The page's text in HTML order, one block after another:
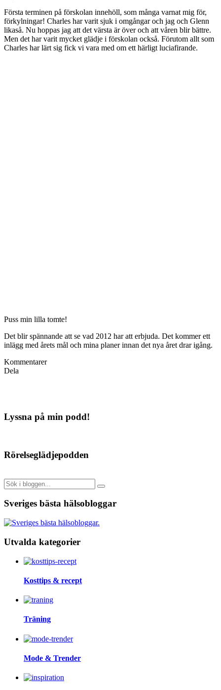
Första terminen på förskolan innehöll, som många varnat mig för,
förkylningar! Charles har varit sjuk i omgångar och jag och Glenn
likaså. Nu hoppas jag att det värsta är över och att våren blir bättre.
Men det har varit mycket glädje i förskolan också. Förutom allt som
Charles har lärt sig fick vi vara med om ett härligt luciafirande.
Puss min lilla tomte!
Det blir spännande att se vad 2012 har att erbjuda. Det kommer ett
inlägg med årets mål och mina planer innan det nya året drar igång.
Kommentarer
Dela
Lyssna på min podd!
Rörelseglädjepodden
Sveriges bästa hälsobloggar
Utvalda kategorier
Kosttips & recept
Träning
Mode & Trender